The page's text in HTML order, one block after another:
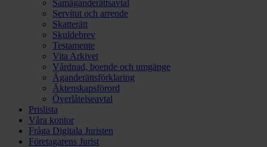
Samäganderättsavtal
Servitut och arrende
Skatterätt
Skuldebrev
Testamente
Vita Arkivet
Vårdnad, boende och umgänge
Äganderättsförklaring
Äktenskapsförord
Överlåtelseavtal
Prislista
Våra kontor
Fråga Digitala Juristen
Företagarens Jurist